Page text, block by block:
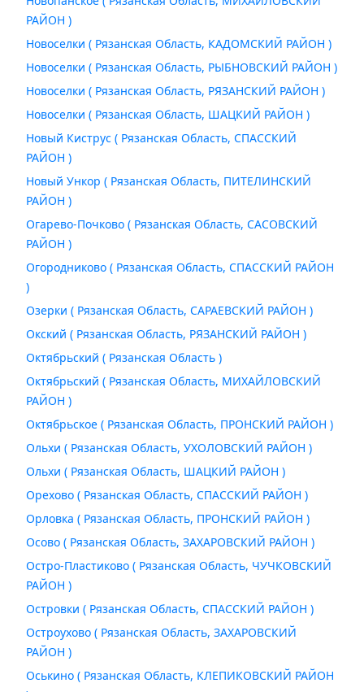
РАЙОН )
Новоселки ( Рязанская Область, КАДОМСКИЙ РАЙОН )
Новоселки ( Рязанская Область, РЫБНОВСКИЙ РАЙОН )
Новоселки ( Рязанская Область, РЯЗАНСКИЙ РАЙОН )
Новоселки ( Рязанская Область, ШАЦКИЙ РАЙОН )
Новый Киструс ( Рязанская Область, СПАССКИЙ
РАЙОН )
Новый Ункор ( Рязанская Область, ПИТЕЛИНСКИЙ
РАЙОН )
Огарево-Почково ( Рязанская Область, САСОВСКИЙ
РАЙОН )
Огородниково ( Рязанская Область, СПАССКИЙ РАЙОН
)
Озерки ( Рязанская Область, САРАЕВСКИЙ РАЙОН )
Окский ( Рязанская Область, РЯЗАНСКИЙ РАЙОН )
Октябрьский ( Рязанская Область )
Октябрьский ( Рязанская Область, МИХАЙЛОВСКИЙ
РАЙОН )
Октябрьское ( Рязанская Область, ПРОНСКИЙ РАЙОН )
Ольхи ( Рязанская Область, УХОЛОВСКИЙ РАЙОН )
Ольхи ( Рязанская Область, ШАЦКИЙ РАЙОН )
Орехово ( Рязанская Область, СПАССКИЙ РАЙОН )
Орловка ( Рязанская Область, ПРОНСКИЙ РАЙОН )
Осово ( Рязанская Область, ЗАХАРОВСКИЙ РАЙОН )
Остро-Пластиково ( Рязанская Область, ЧУЧКОВСКИЙ
РАЙОН )
Островки ( Рязанская Область, СПАССКИЙ РАЙОН )
Остроухово ( Рязанская Область, ЗАХАРОВСКИЙ
РАЙОН )
Оськино ( Рязанская Область, КЛЕПИКОВСКИЙ РАЙОН